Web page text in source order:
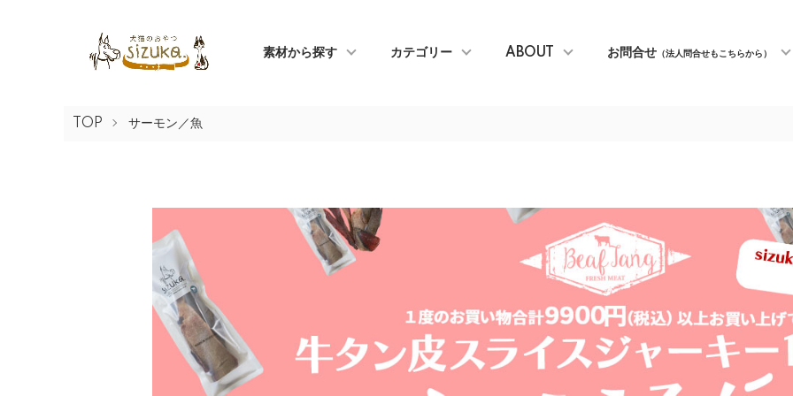
素材から探す カテゴリー ABOUT お問合せ （法人問合せもこちらから）
TOP サーモン／魚